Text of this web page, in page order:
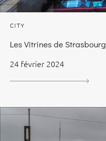
CITY
Les Vitrines de Strasbourg
24 février 2024